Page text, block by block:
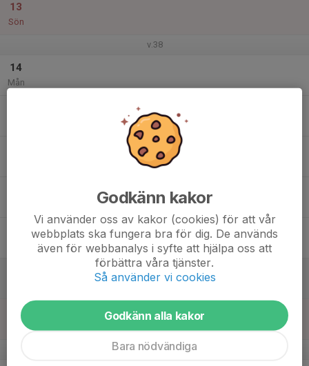
13
Sön
v.38
14
Mån
20
Sön
v.39
Godkänn kakor
Vi använder oss av kakor (cookies) för att vår
webbplats ska fungera bra för dig. De används
även för webbanalys i syfte att hjälpa oss att
förbättra våra tjänster.
Så använder vi cookies
Godkänn alla kakor
Bara nödvändiga